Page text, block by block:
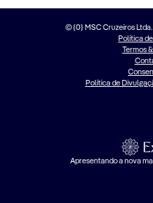
© {0} MSC Cruzeiros
Política
Termos
Política de
Apresentando a nova